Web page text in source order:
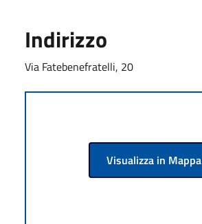
Indirizzo
Via Fatebenefratelli, 20
Visualizza in Mappa